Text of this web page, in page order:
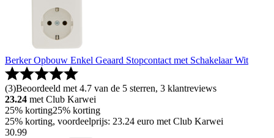
Berker Opbouw Enkel Geaard Stopcontact met Schakelaar Wit
(3)Beoordeeld met 4.7 van de 5 sterren, 3 klantreviews
23.24 met Club Karwei
25% korting25% korting
25% korting, voordeelprijs: 23.24 euro met Club Karwei
30.99